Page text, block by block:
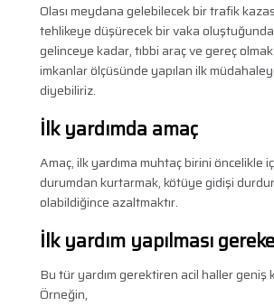
Olası meydana gelebilecek bir trafik
tehlikeye düşürecek bir vaka
gelinceye kadar, tıbbi araç ve gereç
imkanlar ölçüsünde yapılan ilk
diyebiliriz.
İlk yardımda amaç
Amaç, ilk yardıma muhtaç birini öncelikle
durumdan kurtarmak, kötüye gidişi
olabildiğince azaltmaktır.
İlk yardım yapılması
Bu tür yardım gerektiren acil haller geniş
Örneğin,